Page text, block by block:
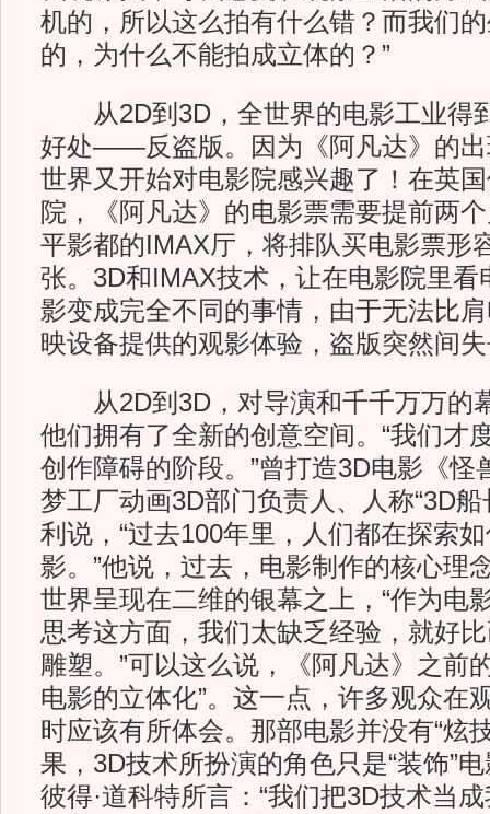
机的，所以这么拍有什么错？而我们
的，为什么不能拍成立体的？”
从2D到3D，全世界的电影工业得
好处——反盗版。因为《阿凡达》的出
世界又开始对电影院感兴趣了！在英
院，《阿凡达》的电影票需要提前两
平影都的IMAX厅，将排队买电影票形
张。3D和IMAX技术，让在电影院里看
影变成完全不同的事情，由于无法比
映设备提供的观影体验，盗版突然间
从2D到3D，对导演和千千万万的
他们拥有了全新的创意空间。“我们才
创作障碍的阶段。”曾打造3D电影《怪
梦工厂动画3D部门负责人、人称“3D船
利说，“过去100年里，人们都在探索
影。”他说，过去，电影制作的核心理
世界呈现在二维的银幕之上，“作为电
思考这方面，我们太缺乏经验，就好
雕塑。”可以这么说，《阿凡达》之前
电影的立体化”。这一点，许多观众在
时应该有所体会。那部电影并没有“炫
果，3D技术所扮演的角色只是“装饰”
彼得·道科特所言：“我们把3D技术当